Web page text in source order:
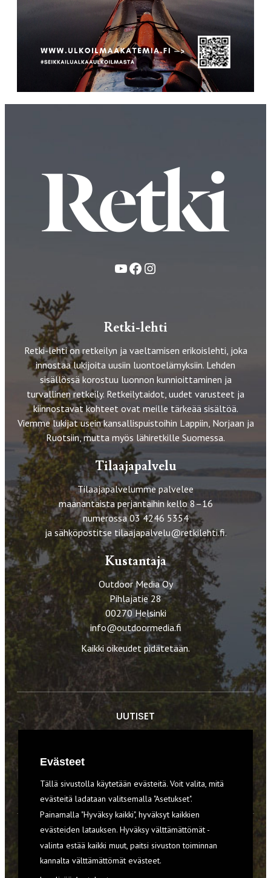
YouTube
FacebookInstagram
Retki-lehti
Retki-lehti on retkeilyn ja vaeltamisen erikoislehti, joka
innostaa lukijoita uusiin luontoelämyksiin. Lehden
sisällössä korostuu luonnon kunnioittaminen ja
turvallinen retkeily. Retkeilytaidot, uudet varusteet ja
kiinnostavat kohteet ovat meille tärkeää sisältöä.
Viemme lukijat usein kansallispuistoihin Lappiin, Norjaan ja
Ruotsiin, mutta myös lähiretkille Suomessa.
Tilaajapalvelu
Tilaajapalvelumme palvelee
maanantaista perjantaihin kello 8–16
numerossa 03 4246 5354
ja sähköpostitse tilaajapalvelu@retkilehti.fi.
Kustantaja
Outdoor Media Oy
Pihlajatie 28
00270 Helsinki
info@outdoormedia.fi
Kaikki oikeudet pidätetään.
UUTISET
VARUSTEET
TILAA RETKI-LEHTI
YHTEYSTIEDOT
Evästeet
Tällä sivustolla käytetään evästeitä. Voit valita, mitä
evästeitä ladataan valitsemalla "Asetukset".
Painamalla "Hyväksy kaikki", hyväksyt kaikkien
evästeiden latauksen. Hyväksy välttämättömät -
valinta estää kaikki muut, paitsi sivuston toiminnan
kannalta välttämättömät evästeet.